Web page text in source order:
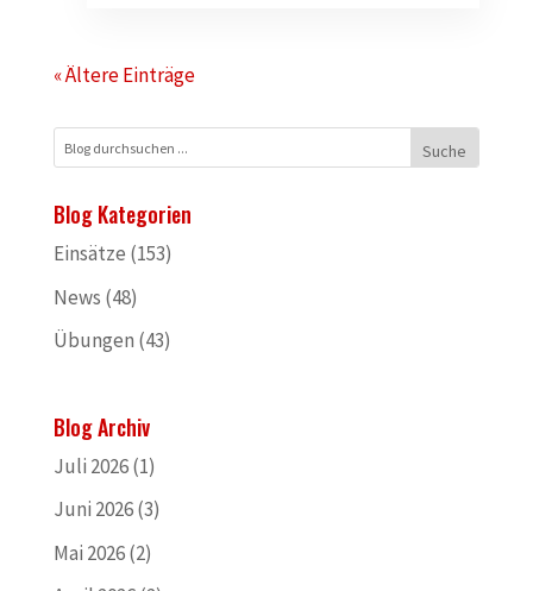
« Ältere Einträge
Blog Kategorien
Einsätze (153)
News (48)
Übungen (43)
Blog Archiv
Juli 2026(1)
Juni 2026(3)
Mai 2026(2)